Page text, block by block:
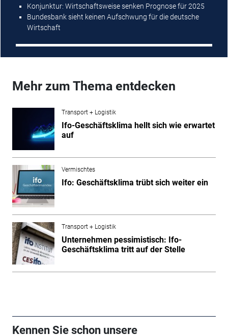
Konjunktur: Wirtschaftsweise senken Prognose für 2025
Bundesbank sieht keinen Aufschwung für die deutsche
Wirtschaft
Mehr zum Thema entdecken
Transport + Logistik
Ifo-Geschäftsklima hellt sich wie erwartet
auf
Vermischtes
Ifo: Geschäftsklima trübt sich weiter ein
Transport + Logistik
Unternehmen pessimistisch: Ifo-
Geschäftsklima tritt auf der Stelle
Kennen Sie schon unsere